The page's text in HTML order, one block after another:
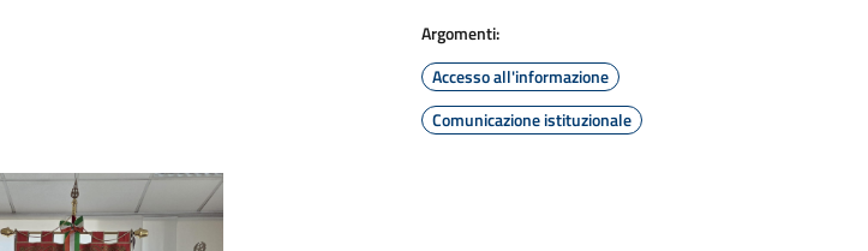
Argomenti:
Accesso all'informazione
Comunicazione istituzionale